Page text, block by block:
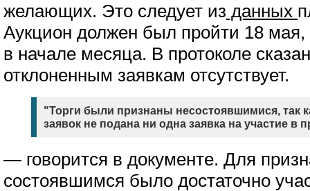
желающих. Это следует из данных
Аукцион должен был пройти 18
в начале месяца. В протоколе
отклоненным заявкам отсутствует.
"Торги были признаны несостоявшимися, так
заявок не подана ни одна заявка на участие в
— говорится в документе. Для
состоявшимся было достаточно